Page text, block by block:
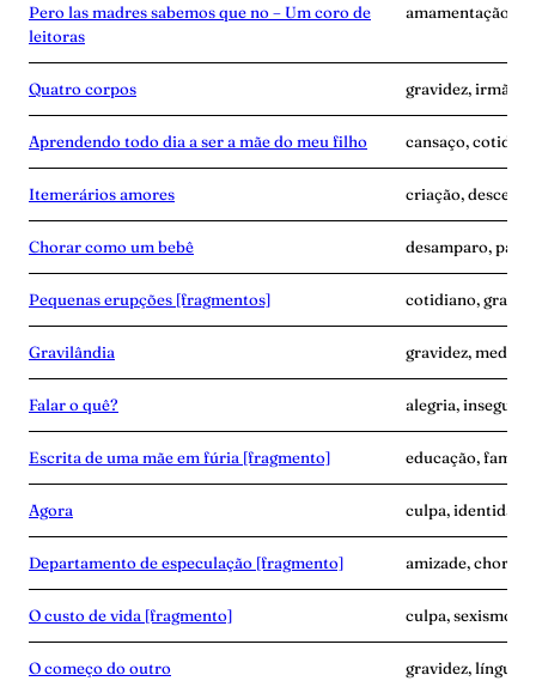
Pero las madres sabemos que no – Um coro de
leitoras
amamentação,
Quatro corpos gravidez,
Aprendendo todo dia a ser a mãe do meu filho cansaço,
Itemerários amores criação,
Chorar como um bebê desamparo,
Pequenas erupções [fragmentos] cotidiano,
Gravilândia gravidez, medo,
Falar o quê? alegria,
Escrita de uma mãe em fúria [fragmento] educação,
Agora culpa, identidade
Departamento de especulação [fragmento] amizade, choro,
O custo de vida [fragmento] culpa, sexismo,
O começo do outro gravidez,